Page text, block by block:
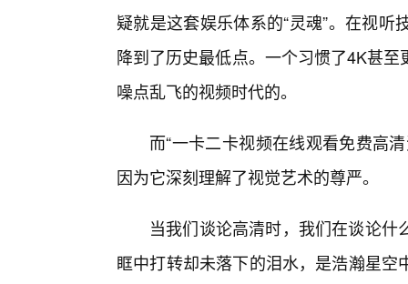
疑就是这套娱乐体系的“灵魂”。在视
降到了历史最低点。一个习惯了4K甚
噪点乱飞的视频时代的。
而“一卡二卡视频在线观看免费高
因为它深刻理解了视觉艺术的尊严。
当我们谈论高清时，我们在谈论
眶中打转却未落下的泪水，是浩瀚星